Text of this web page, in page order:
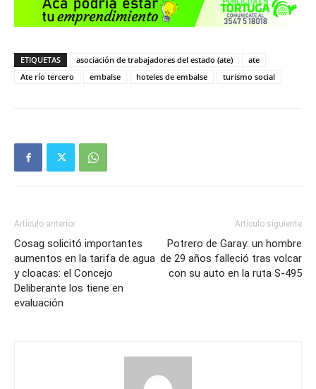
ETIQUETAS asociación de trabajadores del estado (ate)
ate
Ate río tercero
embalse hoteles de embalse turismo social
Artículo anterior
Cosag solicitó importantes
aumentos en la tarifa de agua
y cloacas: el Concejo
Deliberante los tiene en
evaluación
Artículo siguiente
Potrero de Garay: un hombre
de 29 años falleció tras volcar
con su auto en la ruta S-495